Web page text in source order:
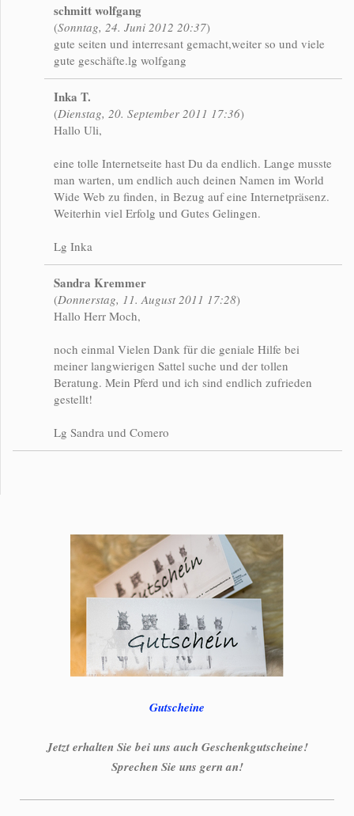
schmitt wolfgang
(Sonntag, 24. Juni 2012 20:37)
gute seiten und interresant gemacht,weiter so und viele
gute geschäfte.lg wolfgang
Inka T.
(Dienstag, 20. September 2011 17:36)
Hallo Uli,
eine tolle Internetseite hast Du da endlich. Lange musste
man warten, um endlich auch deinen Namen im World
Wide Web zu finden, in Bezug auf eine Internetpräsenz.
Weiterhin viel Erfolg und Gutes Gelingen.
Lg Inka
Sandra Kremmer
(Donnerstag, 11. August 2011 17:28)
Hallo Herr Moch,
noch einmal Vielen Dank für die geniale Hilfe bei
meiner langwierigen Sattel suche und der tollen
Beratung. Mein Pferd und ich sind endlich zufrieden
gestellt!
Lg Sandra und Comero
Gutscheine
Jetzt erhalten Sie bei uns auch Geschenkgutscheine!
Sprechen Sie uns gern an!